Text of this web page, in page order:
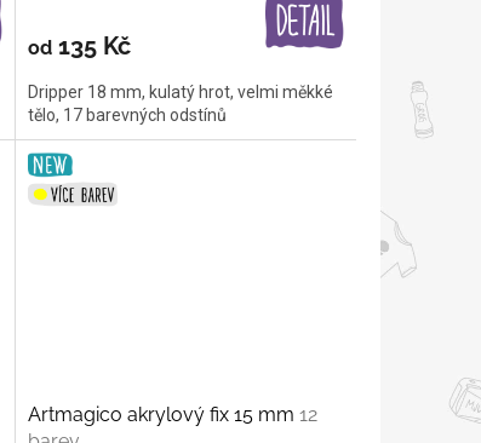
od135 Kč
Dripper 18 mm, kulatý hrot, velmi měkké
tělo, 17 barevných odstínů
Artmagico akrylový fix 15 mm 12